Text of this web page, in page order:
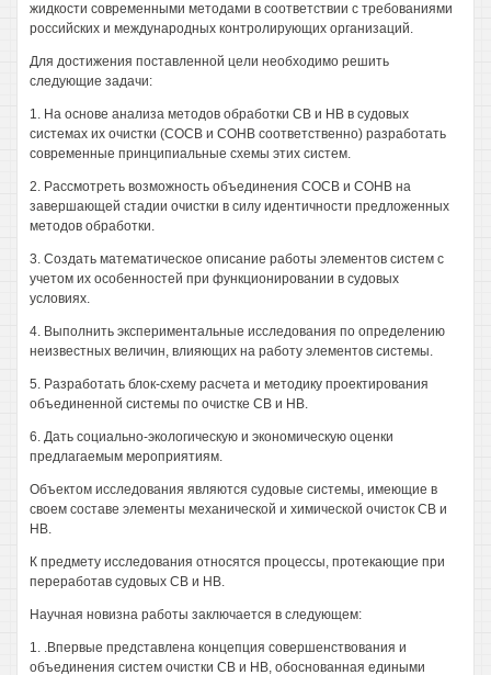
жидкости современными методами в соответствии с требованиями
российских и международных контролирующих организаций.
Для достижения поставленной цели необходимо решить
следующие задачи:
1. На основе анализа методов обработки СВ и НВ в судовых
системах их очистки (СОСВ и СОНВ соответственно) разработать
современные принципиальные схемы этих систем.
2. Рассмотреть возможность объединения СОСВ и СОНВ на
завершающей стадии очистки в силу идентичности предложенных
методов обработки.
3. Создать математическое описание работы элементов систем с
учетом их особенностей при функционировании в судовых
условиях.
4. Выполнить экспериментальные исследования по определению
неизвестных величин, влияющих на работу элементов системы.
5. Разработать блок-схему расчета и методику проектирования
объединенной системы по очистке СВ и НВ.
6. Дать социально-экологическую и экономическую оценки
предлагаемым мероприятиям.
Объектом исследования являются судовые системы, имеющие в
своем составе элементы механической и химической очисток СВ и
НВ.
К предмету исследования относятся процессы, протекающие при
переработав судовых СВ и НВ.
Научная новизна работы заключается в следующем:
1. .Впервые представлена концепция совершенствования и
объединения систем очистки СВ и НВ, обоснованная едиными